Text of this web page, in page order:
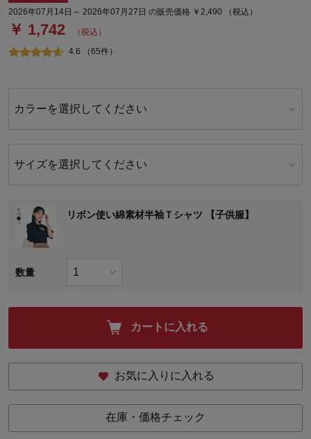
2026年07月14日～ 2026年07月27日 の販売価格 ￥2,490 （税込）
￥ 1,742 （税込）
4.6 （65件）
カラーを選択してください
サイズを選択してください
リボン使い綿素材半袖Ｔシャツ 【子供服】
数量
カートに入れる
お気に入りに入れる
在庫・価格チェック